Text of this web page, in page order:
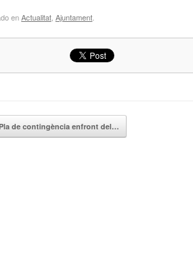
enActualitat Ajuntament
de artículos
de contingència enfront del…